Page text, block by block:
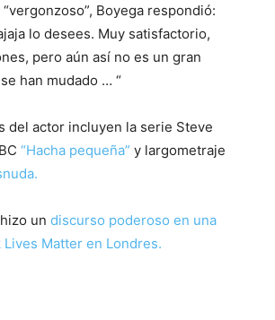
Boyega respondió:
lo desees. Muy satisfactorio,
pero aún así no es un gran
han mudado … “
del actor incluyen la serie Steve
“Hacha pequeña” y largometraje
un discurso poderoso en una
Matter en Londres.